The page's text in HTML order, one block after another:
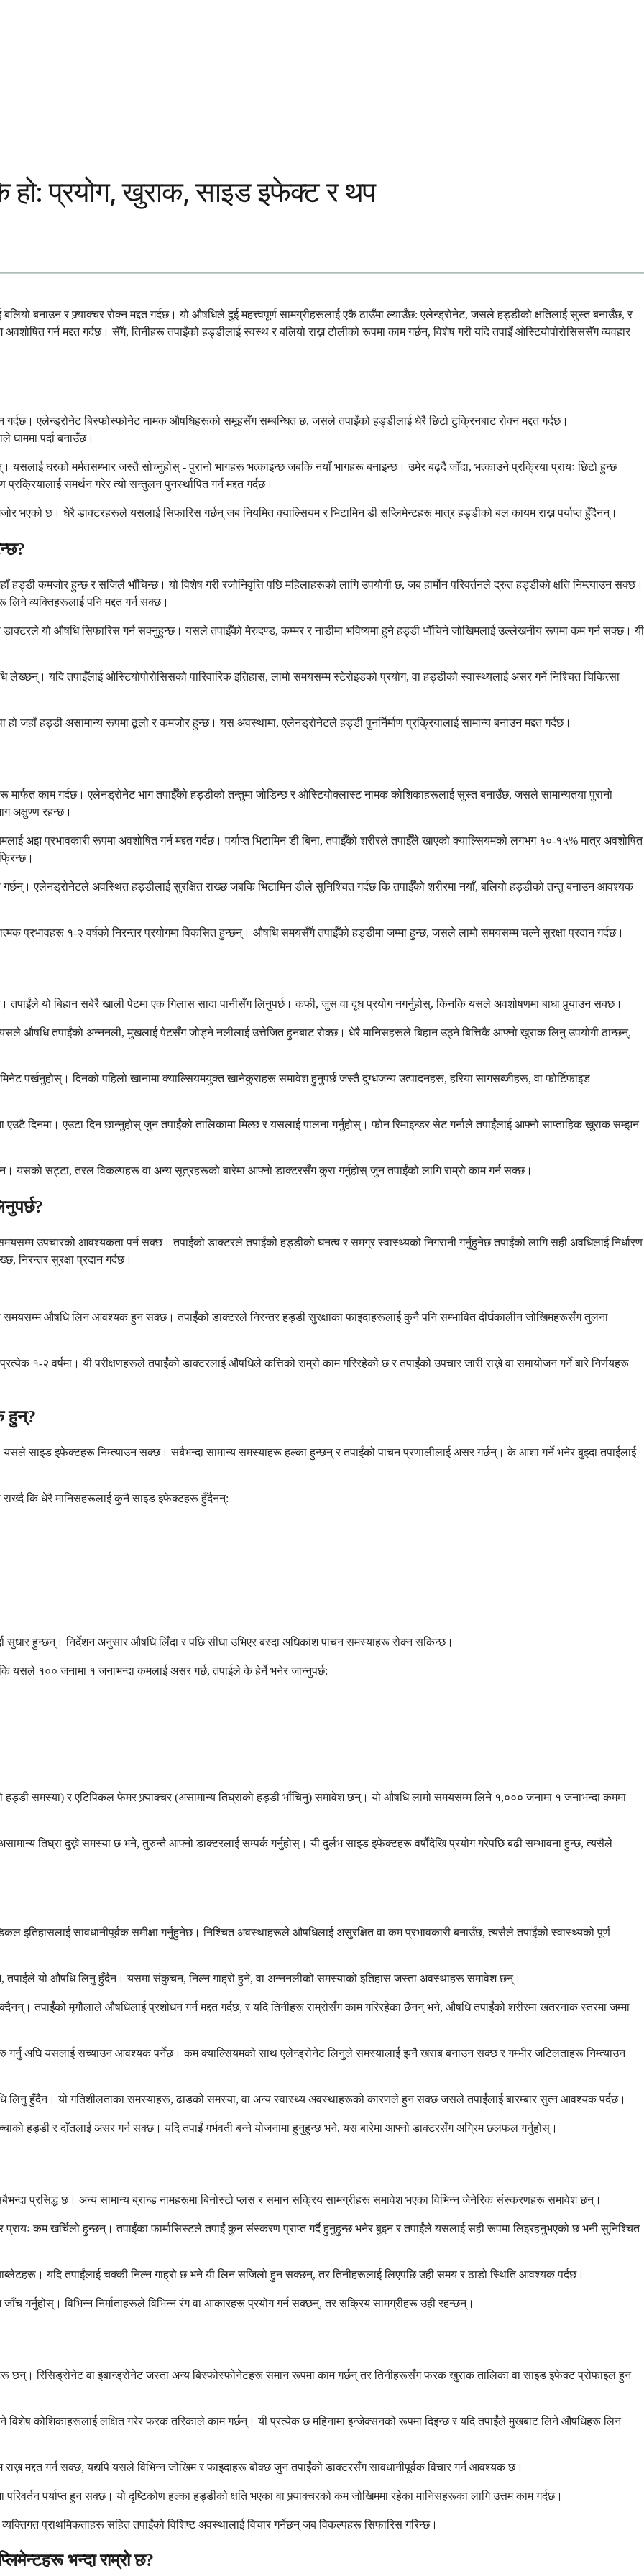
हो: प्रयोग, खुराक, साइड इफेक्ट र थप
बनाउन र फ्र्याक्चर रोक्न मद्दत गर्दछ। यो औषधिले दुई महत्त्वपूर्ण सामग्रीहरूलाई एकै ठाउँमा ल्याउँछ: एलेन्ड्रोनेट, जसले हड्डीको क्षतिलाई सुस्त बनाउँछ, र
गर्न मद्दत गर्दछ। सँगै, तिनीहरू तपाइँको हड्डीलाई स्वस्थ र बलियो राख्न टोलीको रूपमा काम गर्छन्, विशेष गरी यदि तपाइँ ओस्टियोपोरोसिससँग व्यवहार
एलेन्ड्रोनेट बिस्फोस्फोनेट नामक औषधिहरूको समूहसँग सम्बन्धित छ, जसले तपाइँको हड्डीलाई धेरै छिटो टुक्रिनबाट रोक्न मद्दत गर्दछ।
घाममा पर्दा बनाउँछ।
यसलाई घरको मर्मतसम्भार जस्तै सोच्नुहोस् - पुरानो भागहरू भत्काइन्छ जबकि नयाँ भागहरू बनाइन्छ। उमेर बढ्दै जाँदा, भत्काउने प्रक्रिया प्रायः छिटो हुन्छ
समर्थन गरेर त्यो सन्तुलन पुनर्स्थापित गर्न मद्दत गर्दछ।
भएको छ। धेरै डाक्टरहरूले यसलाई सिफारिस गर्छन् जब नियमित क्याल्सियम र भिटामिन डी सप्लिमेन्टहरू मात्र हड्डीको बल कायम राख्न पर्याप्त हुँदैनन्।
कमजोर हुन्छ र सजिलै भाँचिन्छ। यो विशेष गरी रजोनिवृत्ति पछि महिलाहरूको लागि उपयोगी छ, जब हार्मोन परिवर्तनले द्रुत हड्डीको क्षति निम्त्याउन सक्छ।
व्यक्तिहरूलाई पनि मद्दत गर्न सक्छ।
डाक्टरले यो औषधि सिफारिस गर्न सक्नुहुन्छ। यसले तपाईँको मेरुदण्ड, कम्मर र नाडीमा भविष्यमा हुने हड्डी भाँचिने जोखिमलाई उल्लेखनीय रूपमा कम गर्न सक्छ। यी
यदि तपाईँलाई ओस्टियोपोरोसिसको पारिवारिक इतिहास, लामो समयसम्म स्टेरोइडको प्रयोग, वा हड्डीको स्वास्थ्यलाई असर गर्ने निश्चित चिकित्सा
जहाँ हड्डी असामान्य रूपमा ठूलो र कमजोर हुन्छ। यस अवस्थामा, एलेनड्रोनेटले हड्डी पुनर्निर्माण प्रक्रियालाई सामान्य बनाउन मद्दत गर्दछ।
मार्फत काम गर्दछ। एलेनड्रोनेट भाग तपाईँको हड्डीको तन्तुमा जोडिन्छ र ओस्टियोक्लास्ट नामक कोशिकाहरूलाई सुस्त बनाउँछ, जसले सामान्यतया पुरानो
अक्षुण्ण रहन्छ।
अझ प्रभावकारी रूपमा अवशोषित गर्न मद्दत गर्दछ। पर्याप्त भिटामिन डी बिना, तपाईँको शरीरले तपाईँले खाएको क्याल्सियमको लगभग १०-१५% मात्र अवशोषित
एलेनड्रोनेटले अवस्थित हड्डीलाई सुरक्षित राख्छ जबकि भिटामिन डीले सुनिश्चित गर्दछ कि तपाईँको शरीरमा नयाँ, बलियो हड्डीको तन्तु बनाउन आवश्यक
प्रभावहरू १-२ वर्षको निरन्तर प्रयोगमा विकसित हुन्छन्। औषधि समयसँगै तपाईँको हड्डीमा जम्मा हुन्छ, जसले लामो समयसम्म चल्ने सुरक्षा प्रदान गर्दछ।
तपाईंले यो बिहान सबेरै खाली पेटमा एक गिलास सादा पानीसँग लिनुपर्छ। कफी, जुस वा दूध प्रयोग नगर्नुहोस्, किनकि यसले अवशोषणमा बाधा पुर्‍याउन सक्छ।
औषधि तपाईंको अन्ननली, मुखलाई पेटसँग जोड्ने नलीलाई उत्तेजित हुनबाट रोक्छ। धेरै मानिसहरूले बिहान उठ्ने बित्तिकै आफ्नो खुराक लिनु उपयोगी ठान्छन्,
पर्खनुहोस्। दिनको पहिलो खानामा क्याल्सियमयुक्त खानेकुराहरू समावेश हुनुपर्छ जस्तै दुग्धजन्य उत्पादनहरू, हरिया सागसब्जीहरू, वा फोर्टिफाइड
दिनमा। एउटा दिन छान्नुहोस् जुन तपाईंको तालिकामा मिल्छ र यसलाई पालना गर्नुहोस्। फोन रिमाइन्डर सेट गर्नाले तपाईंलाई आफ्नो साप्ताहिक खुराक सम्झन
यसको सट्टा, तरल विकल्पहरू वा अन्य सूत्रहरूको बारेमा आफ्नो डाक्टरसँग कुरा गर्नुहोस् जुन तपाईंको लागि राम्रो काम गर्न सक्छ।
उपचारको आवश्यकता पर्न सक्छ। तपाईंको डाक्टरले तपाईंको हड्डीको घनत्व र समग्र स्वास्थ्यको निगरानी गर्नुहुनेछ तपाईंको लागि सही अवधिलाई निर्धारण
निरन्तर सुरक्षा प्रदान गर्दछ।
समयसम्म औषधि लिन आवश्यक हुन सक्छ। तपाईंको डाक्टरले निरन्तर हड्डी सुरक्षाका फाइदाहरूलाई कुनै पनि सम्भावित दीर्घकालीन जोखिमहरूसँग तुलना
१-२ वर्षमा। यी परीक्षणहरूले तपाईंको डाक्टरलाई औषधिले कत्तिको राम्रो काम गरिरहेको छ र तपाईंको उपचार जारी राख्ने वा समायोजन गर्ने बारे निर्णयहरू
हुन्?
साइड इफेक्टहरू निम्त्याउन सक्छ। सबैभन्दा सामान्य समस्याहरू हल्का हुन्छन् र तपाईंको पाचन प्रणालीलाई असर गर्छन्। के आशा गर्ने भनेर बुझ्दा तपाईंलाई
राख्दै कि धेरै मानिसहरूलाई कुनै साइड इफेक्टहरू हुँदैनन्:
सुधार हुन्छन्। निर्देशन अनुसार औषधि लिँदा र पछि सीधा उभिएर बस्दा अधिकांश पाचन समस्याहरू रोक्न सकिन्छ।
यसले १०० जनामा ​​१ जनाभन्दा कमलाई असर गर्छ, तपाईले के हेर्ने भनेर जान्नुपर्छ:
समस्या) र एटिपिकल फेमर फ्र्याक्चर (असामान्य तिघ्राको हड्डी भाँचिनु) समावेश छन्। यो औषधि लामो समयसम्म लिने १,००० जनामा ​​१ जनाभन्दा कममा
तिघ्रा दुख्ने समस्या छ भने, तुरुन्तै आफ्नो डाक्टरलाई सम्पर्क गर्नुहोस्। यी दुर्लभ साइड इफेक्टहरू वर्षौंदेखि प्रयोग गरेपछि बढी सम्भावना हुन्छ, त्यसैले
इतिहासलाई सावधानीपूर्वक समीक्षा गर्नुहुनेछ। निश्चित अवस्थाहरूले औषधिलाई असुरक्षित वा कम प्रभावकारी बनाउँछ, त्यसैले तपाईंको स्वास्थ्यको पूर्ण
तपाईंले यो औषधि लिनु हुँदैन। यसमा संकुचन, निल्न गाह्रो हुने, वा अन्ननलीको समस्याको इतिहास जस्ता अवस्थाहरू समावेश छन्।
तपाईंको मृगौलाले औषधिलाई प्रशोधन गर्न मद्दत गर्दछ, र यदि तिनीहरू राम्रोसँग काम गरिरहेका छैनन् भने, औषधि तपाईंको शरीरमा खतरनाक स्तरमा जम्मा
गर्नु अघि यसलाई सच्याउन आवश्यक पर्नेछ। कम क्याल्सियमको साथ एलेन्ड्रोनेट लिनुले समस्यालाई झनै खराब बनाउन सक्छ र गम्भीर जटिलताहरू निम्त्याउन
लिनु हुँदैन। यो गतिशीलताका समस्याहरू, ढाडको समस्या, वा अन्य स्वास्थ्य अवस्थाहरूको कारणले हुन सक्छ जसले तपाईंलाई बारम्बार सुत्न आवश्यक पर्दछ।
हड्डी र दाँतलाई असर गर्न सक्छ। यदि तपाईं गर्भवती बन्ने योजनामा हुनुहुन्छ भने, यस बारेमा आफ्नो डाक्टरसँग अग्रिम छलफल गर्नुहोस्।
प्रसिद्ध छ। अन्य सामान्य ब्रान्ड नामहरूमा बिनोस्टो प्लस र समान सक्रिय सामग्रीहरू समावेश भएका विभिन्न जेनेरिक संस्करणहरू समावेश छन्।
कम खर्चिलो हुन्छन्। तपाईंका फार्मासिस्टले तपाईं कुन संस्करण प्राप्त गर्दै हुनुहुन्छ भनेर बुझ्न र तपाईंले यसलाई सही रूपमा लिइरहनुभएको छ भनी सुनिश्चित
यदि तपाईंलाई चक्की निल्न गाह्रो छ भने यी लिन सजिलो हुन सक्छन्, तर तिनीहरूलाई लिएपछि उही समय र ठाडो स्थिति आवश्यक पर्दछ।
गर्नुहोस्। विभिन्न निर्माताहरूले विभिन्न रंग वा आकारहरू प्रयोग गर्न सक्छन्, तर सक्रिय सामग्रीहरू उही रहन्छन्।
छन्। रिसिड्रोनेट वा इबान्ड्रोनेट जस्ता अन्य बिस्फोस्फोनेटहरू समान रूपमा काम गर्छन् तर तिनीहरूसँग फरक खुराक तालिका वा साइड इफेक्ट प्रोफाइल हुन
कोशिकाहरूलाई लक्षित गरेर फरक तरिकाले काम गर्छन्। यी प्रत्येक छ महिनामा इन्जेक्सनको रूपमा दिइन्छ र यदि तपाईंले मुखबाट लिने औषधिहरू लिन
मद्दत गर्न सक्छ, यद्यपि यसले विभिन्न जोखिम र फाइदाहरू बोक्छ जुन तपाईंको डाक्टरसँग सावधानीपूर्वक विचार गर्न आवश्यक छ।
पर्याप्त हुन सक्छ। यो दृष्टिकोण हल्का हड्डीको क्षति भएका वा फ्र्याक्चरको कम जोखिममा रहेका मानिसहरूका लागि उत्तम काम गर्दछ।
प्राथमिकताहरू सहित तपाईंको विशिष्ट अवस्थालाई विचार गर्नेछन् जब विकल्पहरू सिफारिस गरिन्छ।
भन्दा राम्रो छ?